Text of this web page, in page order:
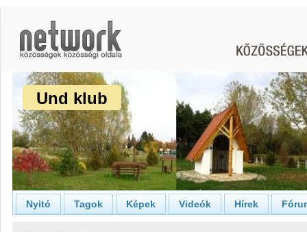
Und klub
Nyitó Tagok Képek Videók Hírek